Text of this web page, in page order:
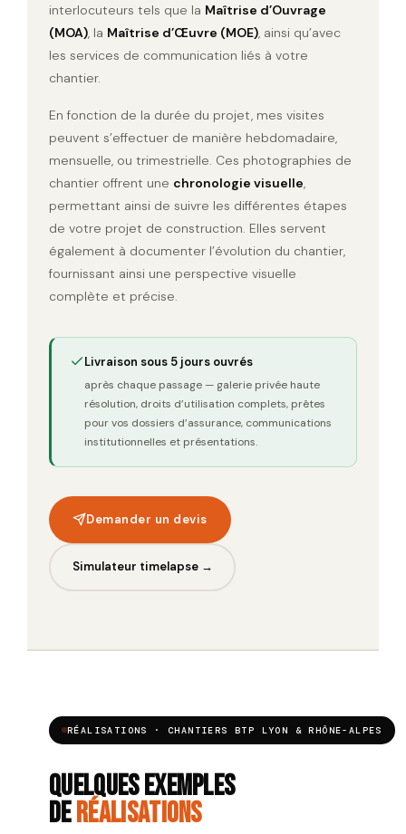
interlocuteurs tels que la Maîtrise d’Ouvrage
(MOA), la Maîtrise d’Œuvre (MOE), ainsi qu’avec
les services de communication liés à votre
chantier.
En fonction de la durée du projet, mes visites
peuvent s’effectuer de manière hebdomadaire,
mensuelle, ou trimestrielle. Ces photographies de
chantier offrent une chronologie visuelle,
permettant ainsi de suivre les différentes étapes
de votre projet de construction. Elles servent
également à documenter l’évolution du chantier,
fournissant ainsi une perspective visuelle
complète et précise.
Livraison sous 5 jours ouvrés
après chaque passage — galerie privée haute
résolution, droits d’utilisation complets, prêtes
pour vos dossiers d’assurance, communications
institutionnelles et présentations.
Demander un devis
Simulateur timelapse →
RÉALISATIONS · CHANTIERS BTP LYON & RHÔNE-ALPES
Quelques exemples
deréalisations